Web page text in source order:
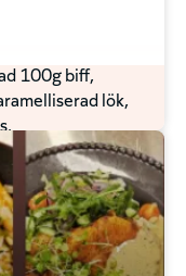
100g biff,
lök,
spätta,
sallad och